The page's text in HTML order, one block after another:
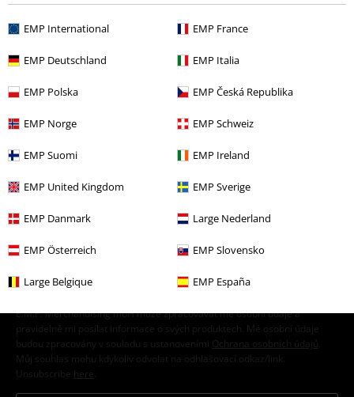
EMP International EMP France
EMP Deutschland EMP Italia
EMP Polska EMP Česká Republika
EMP Norge EMP Schweiz
EMP Suomi EMP Ireland
EMP United Kingdom EMP Sverige
EMP Danmark Large Nederland
EMP Österreich EMP Slovensko
Large Belgique EMP España
E-Mail Newsletter
Získejte 20% slevový poukaz, když se přihlásíte
teď!Více
E.M.P. Merchandising mbH může zpracovávat mé osobní údaje a
pravidelně mi posílat informace o svých produktech. Mé osobní údaje
budou zpracovány v souladu s ustanoveními
Ochrana osobních údajů
Můj souhlas mohu kdykoliv odvolat na odhlašovací odkaz/link.
Unsubscribe here